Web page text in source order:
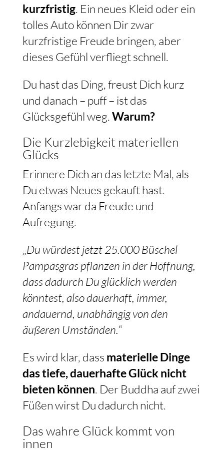
kurzfristig. Ein neues Kleid oder ein
tolles Auto können Dir zwar
kurzfristige Freude bringen, aber
dieses Gefühl verfliegt schnell.
Du hast das Ding, freust Dich kurz
und danach – puff – ist das
Glücksgefühl weg. Warum?
Die Kurzlebigkeit materiellen
Glücks
Erinnere Dich an das letzte Mal, als
Du etwas Neues gekauft hast.
Anfangs war da Freude und
Aufregung.
„Du würdest jetzt 25.000 Büschel
Pampasgras pflanzen in der Hoffnung,
dass dadurch Du glücklich werden
könntest, also dauerhaft, immer,
andauernd, unabhängig von den
äußeren Umständen.“
Es wird klar, dass materielle Dinge
das tiefe, dauerhafte Glück nicht
bieten können. Der Buddha auf zwei
Füßen wirst Du dadurch nicht.
Das wahre Glück kommt von
innen